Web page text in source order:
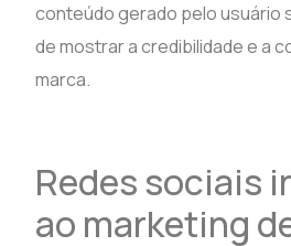
conteúdo gerado pelo usuário
de mostrar a credibilidade e a
marca.
Redes sociais
ao marketing